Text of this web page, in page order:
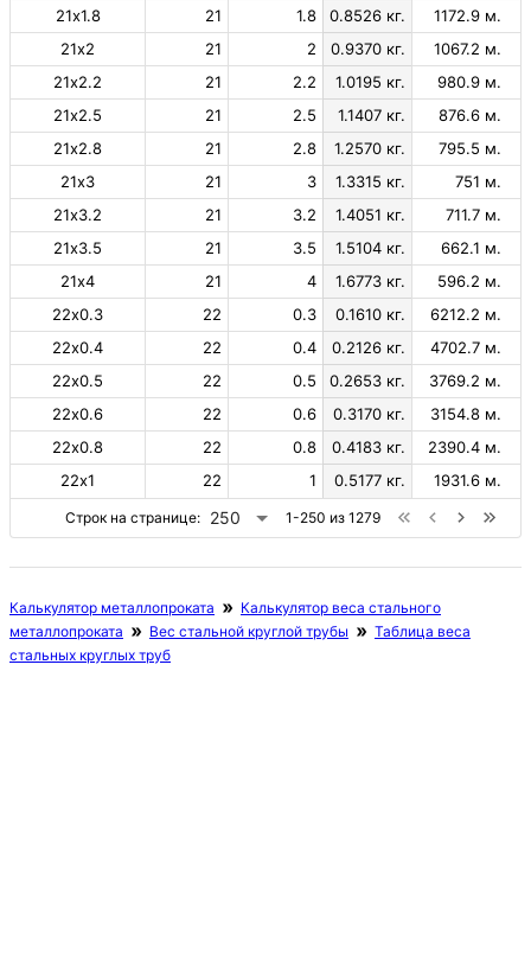
21х1.8
21 1.8 0.8526 кг.
1172.9 м.
21х2
21 2 0.9370 кг.
1067.2 м.
21х2.2
21 2.2 1.0195 кг.
980.9 м.
21х2.5
21 2.5 1.1407 кг.
876.6 м.
21х2.8
21 2.8 1.2570 кг.
795.5 м.
21х3
21 3 1.3315 кг.
751 м.
21х3.2
21 3.2 1.4051 кг.
711.7 м.
21х3.5
21 3.5 1.5104 кг.
662.1 м.
21х4
21 4 1.6773 кг.
596.2 м.
22х0.3
22 0.3 0.1610 кг.
6212.2 м.
22х0.4
22 0.4 0.2126 кг.
4702.7 м.
22х0.5
22 0.5 0.2653 кг.
3769.2 м.
22х0.6
22 0.6 0.3170 кг.
3154.8 м.
22х0.8
22 0.8 0.4183 кг.
2390.4 м.
22х1
22 1 0.5177 кг. 1931.6 м.
Строк на странице: 250 1-250 из 1279
Калькулятор металлопроката
Калькулятор веса стального
металлопроката
Вес стальной круглой трубы
Таблица веса
стальных круглых труб